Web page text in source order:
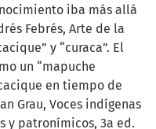
iba más allá
Febrés, Arte de la
y “curaca”. El
un “mapuche
en tiempo de
Grau, Voces indígenas
y patronímicos, 3a ed.